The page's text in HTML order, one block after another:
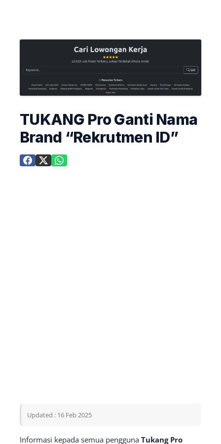
TUKANG Pro Ganti Nama
Brand “Rekrutmen ID”
Updated : 16 Feb 2025
Informasi kepada semua pengguna Tukang Pro